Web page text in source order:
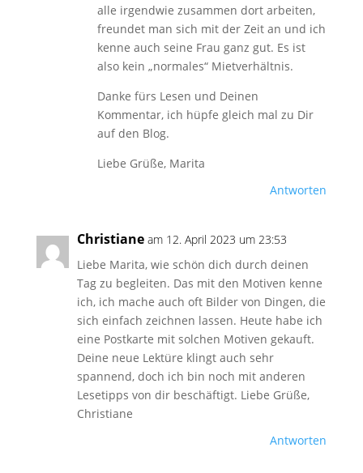
alle irgendwie zusammen dort arbeiten,
freundet man sich mit der Zeit an und ich
kenne auch seine Frau ganz gut. Es ist
also kein „normales“ Mietverhältnis.
Danke fürs Lesen und Deinen
Kommentar, ich hüpfe gleich mal zu Dir
auf den Blog.
Liebe Grüße, Marita
Antworten
Christiane am 12. April 2023 um 23:53
Liebe Marita, wie schön dich durch deinen
Tag zu begleiten. Das mit den Motiven kenne
ich, ich mache auch oft Bilder von Dingen, die
sich einfach zeichnen lassen. Heute habe ich
eine Postkarte mit solchen Motiven gekauft.
Deine neue Lektüre klingt auch sehr
spannend, doch ich bin noch mit anderen
Lesetipps von dir beschäftigt. Liebe Grüße,
Christiane
Antworten